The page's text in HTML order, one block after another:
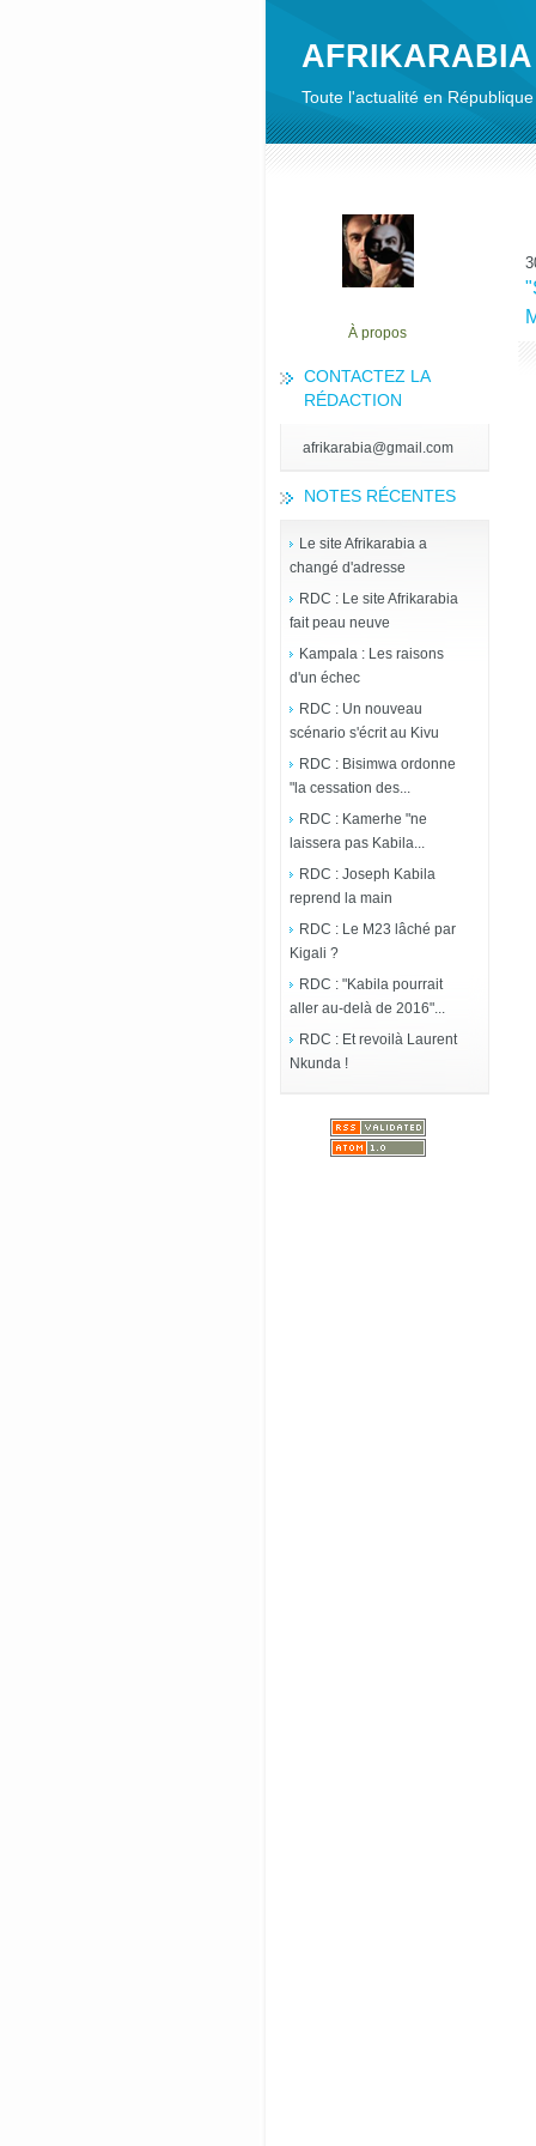
AFRIKARABIA
Toute l'actualité en
À propos
CONTACTEZ LA
RÉDACTION
afrikarabia@gmail.com
NOTES RÉCENTES
Le site Afrikarabia a
changé d'adresse
RDC : Le site Afrikarabia
fait peau neuve
Kampala : Les raisons
d'un échec
RDC : Un nouveau
scénario s'écrit au Kivu
RDC : Bisimwa ordonne
"la cessation des...
RDC : Kamerhe "ne
laissera pas Kabila...
RDC : Joseph Kabila
reprend la main
RDC : Le M23 lâché par
Kigali ?
RDC : "Kabila pourrait
aller au-delà de 2016"...
RDC : Et revoilà Laurent
Nkunda !